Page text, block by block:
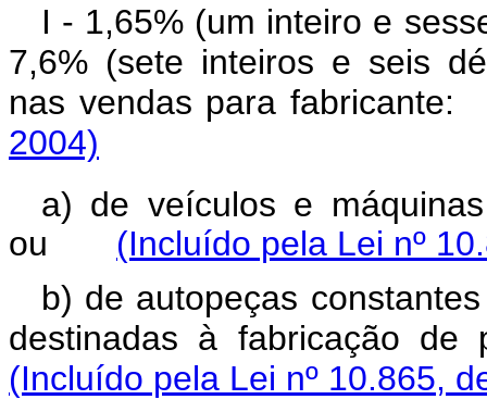
I - 1,65% (um inteiro e
7,6% (sete inteiros e seis
nas vendas para
2004)
a) de veículos e
ou (Incluído pela Lei nº
b) de autopeças
destinadas à fabricação
(Incluído pela Lei nº 10.865,